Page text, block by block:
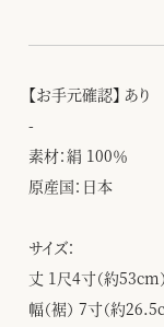
【お手元確認】 あり
-
素材：絹 100％
原産国：日本
サイズ：
丈 1尺4寸（約53cm）
幅（裾） 7寸（約